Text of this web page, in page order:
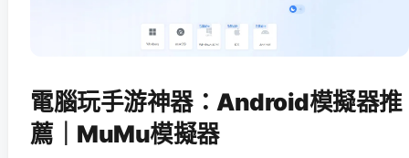
電腦玩手游神器：Android模擬器推
薦｜MuMu模擬器